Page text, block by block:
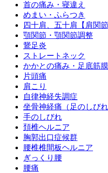
首の痛み・寝違え
めまい・ふらつき
四十肩、五十肩【肩関節
顎関節・顎関節調整
鵞足炎
ストレートネック
かかとの痛み・足底筋
片頭痛
肩こり
自律神経失調症
坐骨神経痛（足のしびれ
手のしびれ
頚椎ヘルニア
胸郭出口症候群
腰椎椎間板ヘルニア
ぎっくり腰
腰痛